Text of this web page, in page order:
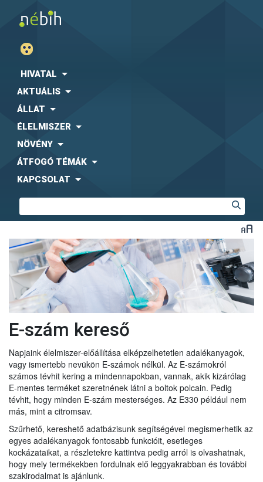
HIVATAL
AKTUÁLIS
ÁLLAT
ÉLELMISZER
NÖVÉNY
ÁTFOGÓ TÉMÁK
KAPCSOLAT
E-szám kereső
Napjaink élelmiszer-előállítása elképzelhetetlen adalékanyagok,
vagy ismertebb nevükön E-számok nélkül. Az E-számokról
számos tévhit kering a mindennapokban, vannak, akik kizárólag
E-mentes terméket szeretnének látni a boltok polcain. Pedig
tévhit, hogy minden E-szám mesterséges. Az E330 például nem
más, mint a citromsav.
Szűrhető, kereshető adatbázisunk segítségével megismerhetik az
egyes adalékanyagok fontosabb funkcióit, esetleges
kockázataikat, a részletekre kattintva pedig arról is olvashatnak,
hogy mely termékekben fordulnak elő leggyakrabban és további
szakirodalmat is ajánlunk.